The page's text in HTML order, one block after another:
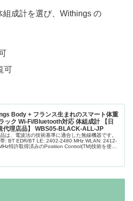
成計を選び、Withings の
可
Body + フランス生まれのスマート体重
ック Wi-Fi/Bluetooth対応 体組成計 【日
代理店品】 WBS05-BLACK-ALL-JP
は、電波法の技術基準に適合した無線機器です。
帯: BT EDR/BT LE: 2402-2480 MHz WLAN: 2412-
特許取得済みのPosition Control(TM)技術を使用